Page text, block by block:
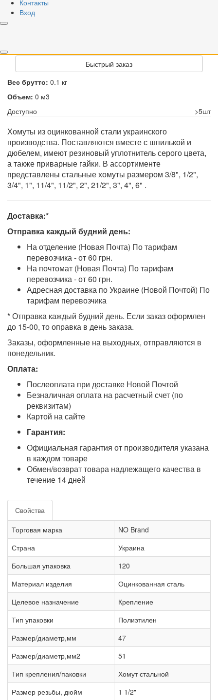
Контакты
Вход
87-92 3"
Быстрый заказ
Вес брутто: 0.1 кг
Объем: 0 м3
Доступно
>5шт
Хомуты из оцинкованной стали украинского
производства. Поставляются вместе с шпилькой и
дюбелем, имеют резиновый уплотнитель серого цвета,
а также приварные гайки. В ассортименте
представлены стальные хомуты размером 3/8", 1/2",
3/4", 1", 11/4", 11/2", 2", 21/2", 3", 4", 6" .
Доставка:*
Отправка каждый будний день:
На отделение (Новая Почта) По тарифам
перевозчика - от 60 грн.
На почтомат (Новая Почта) По тарифам
перевозчика - от 60 грн.
Адресная доставка по Украине (Новой Почтой) По
тарифам перевозчика
* Отправка каждый будний день. Если заказ оформлен
до 15-00, то оправка в день заказа.
Заказы, оформленные на выходных, отправляются в
понедельник.
Оплата:
Послеоплата при доставке Новой Почтой
Безналичная оплата на расчетный счет (по
реквизитам)
Картой на сайте
Гарантия:
Официальная гарантия от производителя указана
в каждом товаре
Обмен/возврат товара надлежащего качества в
течение 14 дней
Свойства
Торговая марка
NO Brand
Страна
Украина
Большая упаковка
120
Материал изделия
Оцинкованная сталь
Целевое назначение
Крепление
Тип упаковки
Полиэтилен
Размер/диаметр,мм
47
Размер/диаметр,мм2
51
Тип крепления/паковки
Хомут стальной
Размер резьбы, дюйм
1 1/2"